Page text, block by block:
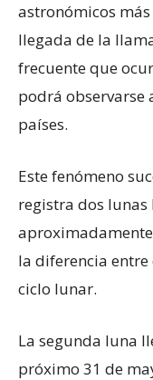
astronómicos
llegada de la
frecuente que
podrá observarse
países.
Este fenómeno
registra dos
la diferencia
ciclo lunar.
La segunda luna
próximo 31 de